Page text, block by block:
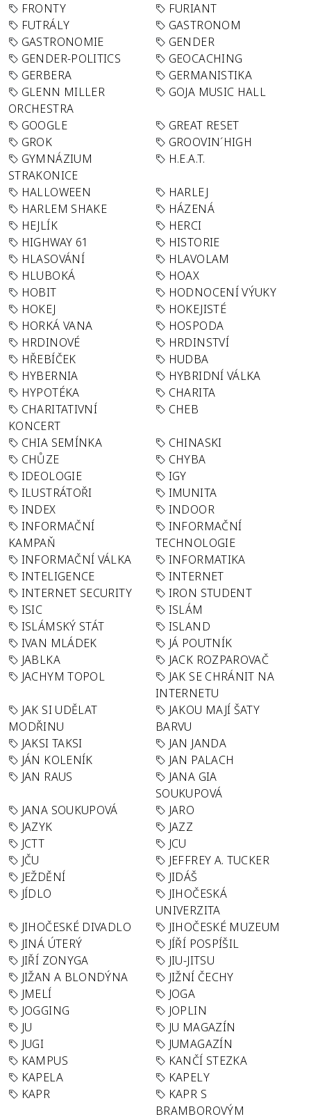
FRONTY
FURIANT
FUTRÁLY
GASTRONOM
GASTRONOMIE
GENDER
GENDER-POLITICS
GEOCACHING
GERBERA
GERMANISTIKA
GLENN MILLER
ORCHESTRA
GOJA MUSIC HALL
GOOGLE
GREAT RESET
GROK
GROOVIN´HIGH
GYMNÁZIUM
STRAKONICE
H.E.A.T.
HALLOWEEN
HARLEJ
HARLEM SHAKE
HÁZENÁ
HEJLÍK
HERCI
HIGHWAY 61
HISTORIE
HLASOVÁNÍ
HLAVOLAM
HLUBOKÁ
HOAX
HOBIT
HODNOCENÍ VÝUKY
HOKEJ
HOKEJISTÉ
HORKÁ VANA
HOSPODA
HRDINOVÉ
HRDINSTVÍ
HŘEBÍČEK
HUDBA
HYBERNIA
HYBRIDNÍ VÁLKA
HYPOTÉKA
CHARITA
CHARITATIVNÍ
KONCERT
CHEB
CHIA SEMÍNKA
CHINASKI
CHŮZE
CHYBA
IDEOLOGIE
IGY
ILUSTRÁTOŘI
IMUNITA
INDEX
INDOOR
INFORMAČNÍ
KAMPAŇ
INFORMAČNÍ
TECHNOLOGIE
INFORMAČNÍ VÁLKA
INFORMATIKA
INTELIGENCE
INTERNET
INTERNET SECURITY
IRON STUDENT
ISIC
ISLÁM
ISLÁMSKÝ STÁT
ISLAND
IVAN MLÁDEK
JÁ POUTNÍK
JABLKA
JACK ROZPAROVAČ
JACHYM TOPOL
JAK SE CHRÁNIT NA
INTERNETU
JAK SI UDĚLAT
MODŘINU
JAKOU MAJÍ ŠATY
BARVU
JAKSI TAKSI
JAN JANDA
JÁN KOLENÍK
JAN PALACH
JAN RAUS
JANA GIA
SOUKUPOVÁ
JANA SOUKUPOVÁ
JARO
JAZYK
JAZZ
JCTT
JCU
JČU
JEFFREY A. TUCKER
JEŽDĚNÍ
JIDÁŠ
JÍDLO
JIHOČESKÁ
UNIVERZITA
JIHOČESKÉ DIVADLO
JIHOČESKÉ MUZEUM
JINÁ ÚTERÝ
JÍŘÍ POSPÍŠIL
JIŘÍ ZONYGA
JIU-JITSU
JIŽAN A BLONDÝNA
JIŽNÍ ČECHY
JMELÍ
JOGA
JOGGING
JOPLIN
JU
JU MAGAZÍN
JUGI
JUMAGAZÍN
KAMPUS
KANČÍ STEZKA
KAPELA
KAPELY
KAPR
KAPR S
BRAMBOROVÝM